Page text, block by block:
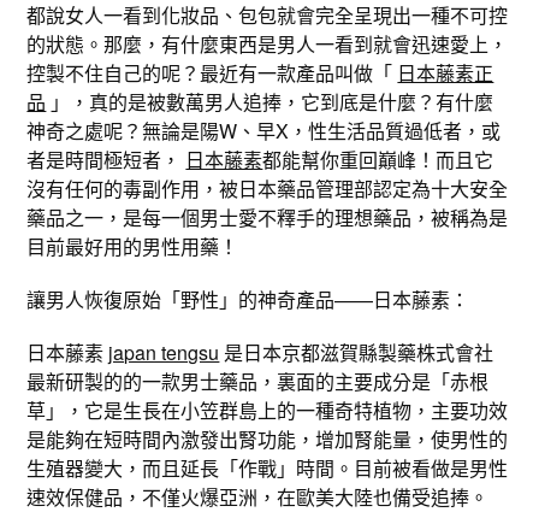
都說女人一看到化妝品、包包就會完全呈現出一種不可控
的狀態。那麼，有什麼東西是男人一看到就會迅速愛上，
控製不住自己的呢？最近有一款產品叫做「 日本藤素正
品 」，真的是被數萬男人追捧，它到底是什麼？有什麼
神奇之處呢？無論是陽W、早X，性生活品質過低者，或
者是時間極短者， 日本藤素都能幫你重回巔峰！而且它
沒有任何的毒副作用，被日本藥品管理部認定為十大安全
藥品之一，是每一個男士愛不釋手的理想藥品，被稱為是
目前最好用的男性用藥！
讓男人恢復原始「野性」的神奇產品——日本藤素：
日本藤素 japan tengsu 是日本京都滋賀縣製藥株式會社
最新研製的的一款男士藥品，裏面的主要成分是「赤根
草」，它是生長在小笠群島上的一種奇特植物，主要功效
是能夠在短時間內激發出腎功能，增加腎能量，使男性的
生殖器變大，而且延長「作戰」時間。目前被看做是男性
速效保健品，不僅火爆亞洲，在歐美大陸也備受追捧。